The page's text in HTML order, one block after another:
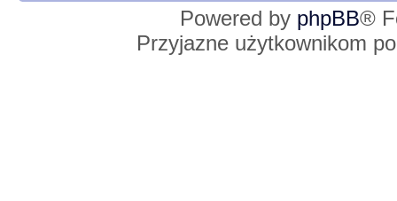
Powered by phpBB®
Przyjazne użytkownikom